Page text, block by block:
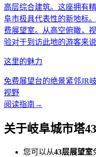
高层综合建筑。这座拥有
阜市极具代表性的新地标
费展望室。从高空俯瞰，
验对于到访此地的游客来
这里的魅力
免费展望台的绝景紧邻JR
视野
阅读指南 →
关于岐阜城市塔
您可以从43层展望室